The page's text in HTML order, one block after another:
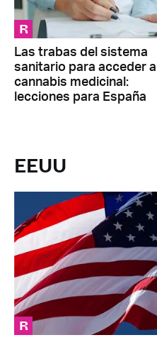
R
Las trabas del sistema
sanitario para acceder al
cannabis medicinal:
lecciones para España
EEUU
R